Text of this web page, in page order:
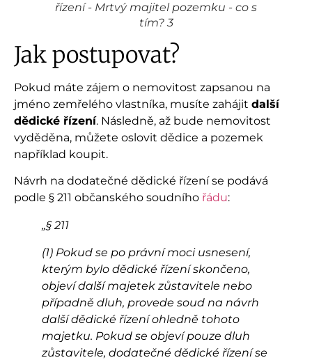
řízení - Mrtvý majitel pozemku - co s
tím? 3
Jak postupovat?
Pokud máte zájem o nemovitost zapsanou na
jméno zemřelého vlastníka, musíte zahájit další
dědické řízení. Následně, až bude nemovitost
vyděděna, můžete oslovit dědice a pozemek
například koupit.
Návrh na dodatečné dědické řízení se podává
podle § 211 občanského soudního řádu:
„§ 211
(1) Pokud se po právní moci usnesení,
kterým bylo dědické řízení skončeno,
objeví další majetek zůstavitele nebo
případně dluh, provede soud na návrh
další dědické řízení ohledně tohoto
majetku. Pokud se objeví pouze dluh
zůstavitele, dodatečné dědické řízení se